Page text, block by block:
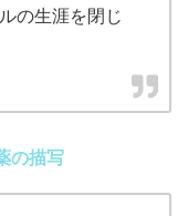
の生涯を閉じ
の描写